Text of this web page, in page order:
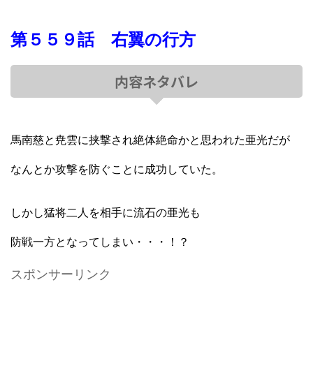
第５５９話 右翼の行方
内容ネタバレ
馬南慈と尭雲に挟撃され絶体絶命かと思われた亜光だが
なんとか攻撃を防ぐことに成功していた。
しかし猛将二人を相手に流石の亜光も
防戦一方となってしまい・・・！？
スポンサーリンク